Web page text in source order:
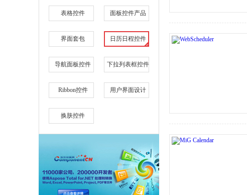
数据库
条形码
PDF
项目管理与业务逻辑
网络通讯
智能设备开发
表格控件 面板控件产品
界面套包 日历日程控件
导航面板控件 下拉列表框控件
Ribbon控件 用户界面设计
换肤控件